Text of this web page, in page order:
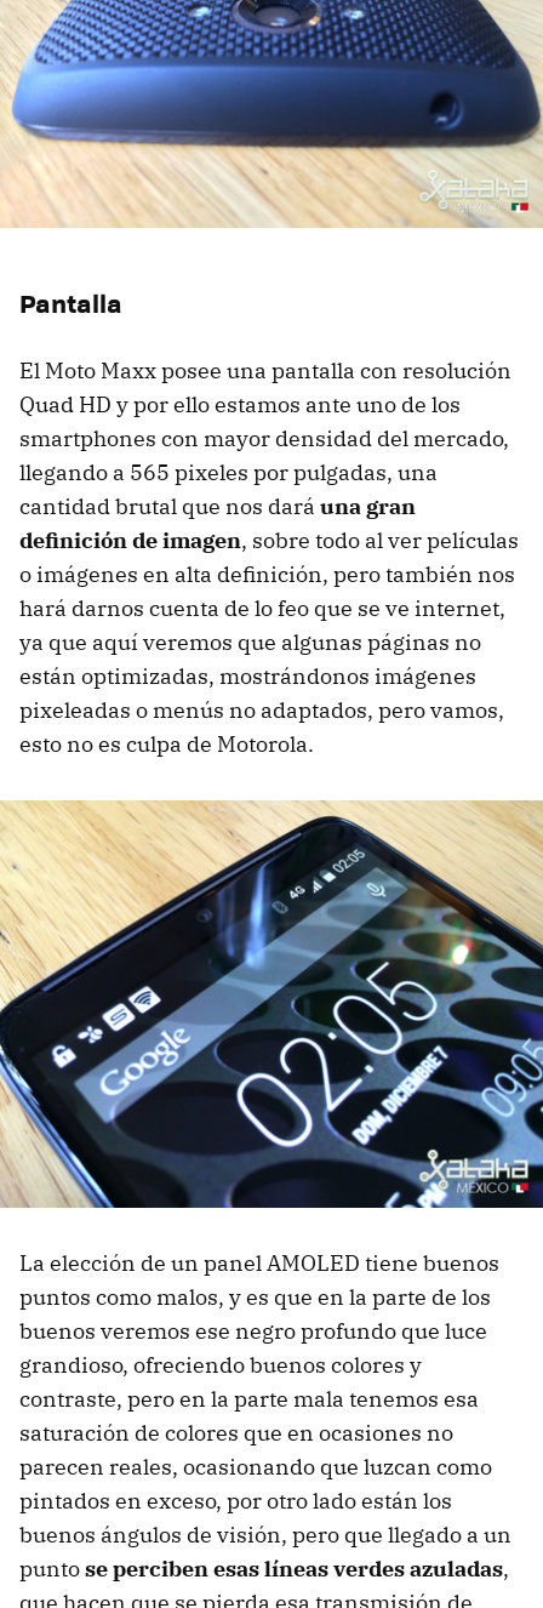
Pantalla
El Moto Maxx posee una pantalla con resolución
Quad HD y por ello estamos ante uno de los
smartphones con mayor densidad del mercado,
llegando a 565 pixeles por pulgadas, una
cantidad brutal que nos dará una gran
definición de imagen, sobre todo al ver películas
o imágenes en alta definición, pero también nos
hará darnos cuenta de lo feo que se ve internet,
ya que aquí veremos que algunas páginas no
están optimizadas, mostrándonos imágenes
pixeleadas o menús no adaptados, pero vamos,
esto no es culpa de Motorola.
La elección de un panel AMOLED tiene buenos
puntos como malos, y es que en la parte de los
buenos veremos ese negro profundo que luce
grandioso, ofreciendo buenos colores y
contraste, pero en la parte mala tenemos esa
saturación de colores que en ocasiones no
parecen reales, ocasionando que luzcan como
pintados en exceso, por otro lado están los
buenos ángulos de visión, pero que llegado a un
puntose perciben esas líneas verdes azuladas,